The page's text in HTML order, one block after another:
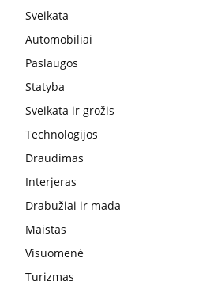
Sveikata
Automobiliai
Paslaugos
Statyba
Sveikata ir grožis
Technologijos
Draudimas
Interjeras
Drabužiai ir mada
Maistas
Visuomenė
Turizmas